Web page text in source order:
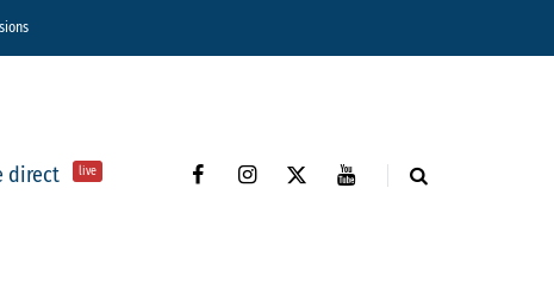
direct live